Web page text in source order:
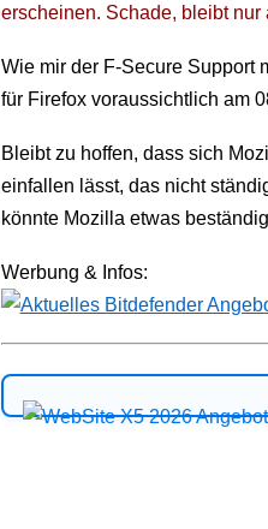
erscheinen. Schade, bleibt nur
Wie mir der F-Secure Support
für Firefox voraussichtlich am
Bleibt zu hoffen, dass sich
einfallen lässt, das nicht
könnte Mozilla etwas
Werbung & Infos: